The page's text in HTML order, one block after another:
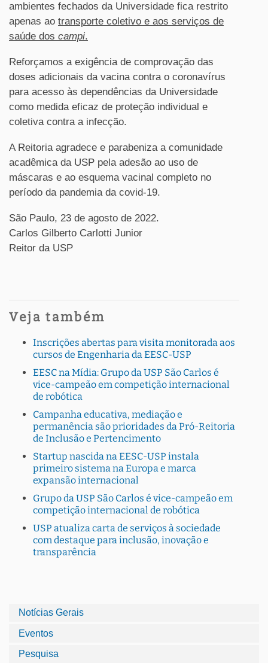
ambientes fechados da Universidade fica restrito
apenas ao transporte coletivo e aos serviços de
saúde dos campi.
Reforçamos a exigência de comprovação das
doses adicionais da vacina contra o coronavírus
para acesso às dependências da Universidade
como medida eficaz de proteção individual e
coletiva contra a infecção.
A Reitoria agradece e parabeniza a comunidade
acadêmica da USP pela adesão ao uso de
máscaras e ao esquema vacinal completo no
período da pandemia da covid-19.
São Paulo, 23 de agosto de 2022.
Carlos Gilberto Carlotti Junior
Reitor da USP
Veja também
Inscrições abertas para visita monitorada aos
cursos de Engenharia da EESC-USP
EESC na Mídia: Grupo da USP São Carlos é
vice-campeão em competição internacional
de robótica
Campanha educativa, mediação e
permanência são prioridades da Pró-Reitoria
de Inclusão e Pertencimento
Startup nascida na EESC-USP instala
primeiro sistema na Europa e marca
expansão internacional
Grupo da USP São Carlos é vice-campeão em
competição internacional de robótica
USP atualiza carta de serviços à sociedade
com destaque para inclusão, inovação e
transparência
Notícias Gerais
Eventos
Pesquisa